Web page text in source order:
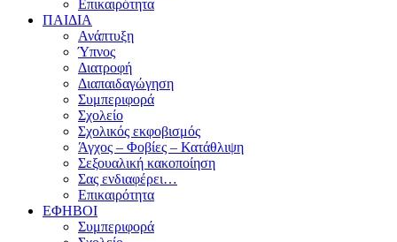
Επικαιρότητα
ΠΑΙΔΙΑ
Ανάπτυξη
Ύπνος
Διατροφή
Διαπαιδαγώγηση
Συμπεριφορά
Σχολείο
Σχολικός εκφοβισμός
Άγχος – Φοβίες – Κατάθλιψη
Σεξουαλική κακοποίηση
Σας ενδιαφέρει…
Επικαιρότητα
ΕΦΗΒΟΙ
Συμπεριφορά